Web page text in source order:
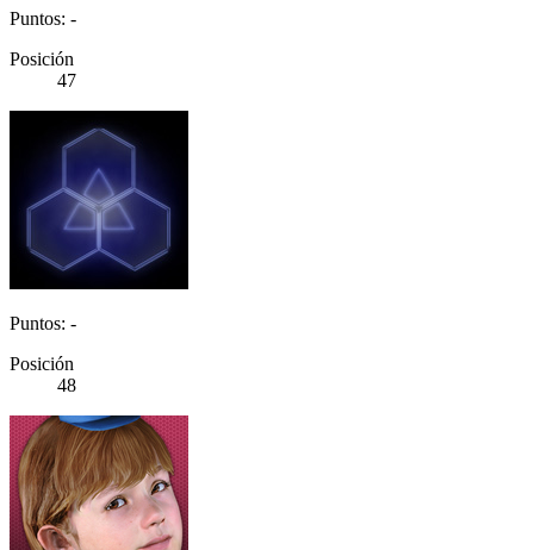
Puntos: -
Posición
47
Puntos: -
Posición
48